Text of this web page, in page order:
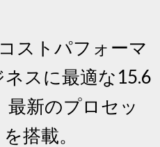
ストパフォーマ
スに最適な15.6
最新のプロセッ
搭載。